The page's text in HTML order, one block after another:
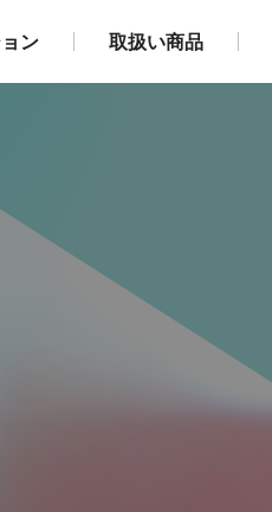
ン 取扱い商品